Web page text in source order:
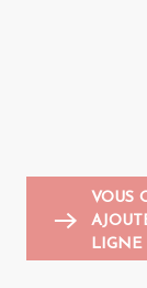
VOUS
LIGNE